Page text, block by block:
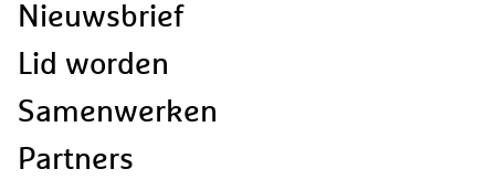
Nieuwsbrief
Lid worden
Samenwerken
Partners